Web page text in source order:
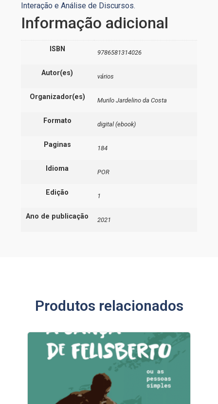
Interação e Análise de Discursos.
Informação adicional
ISBN 9786581314026
Autor(es) vários
Organizador(es) Murilo Jardelino da Costa
Formato digital (ebook)
Paginas 184
Idioma POR
Edição 1
Ano de publicação 2021
Produtos relacionados